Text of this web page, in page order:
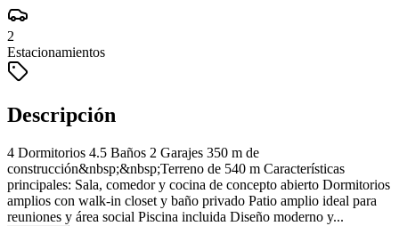
2
Estacionamientos
Descripción
4 Dormitorios 4.5 Baños 2 Garajes 350 m de
construcción&nbsp;&nbsp;Terreno de 540 m Características
principales: Sala, comedor y cocina de concepto abierto Dormitorios
amplios con walk-in closet y baño privado Patio amplio ideal para
reuniones y área social Piscina incluida Diseño moderno y...